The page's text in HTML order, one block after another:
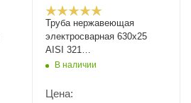
Труба нержавеющая
электросварная 630х25
AISI 321
12Х18Н10Т/08Х18Н10Т
В наличии
Цена: